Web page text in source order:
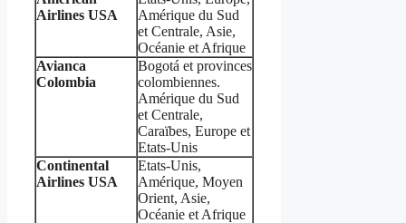
Airlines USA
Amérique du Sud
et Centrale, Asie,
Océanie et Afrique
Avianca
Colombia
Bogotá et provinces
colombiennes.
Amérique du Sud
et Centrale,
Caraïbes, Europe et
Etats-Unis
Continental
Airlines USA
Etats-Unis,
Amérique, Moyen
Orient, Asie,
Océanie et Afrique